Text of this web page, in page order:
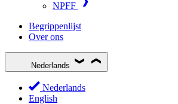
NPFF
Begrippenlijst
Over ons
Nederlands
Nederlands
English